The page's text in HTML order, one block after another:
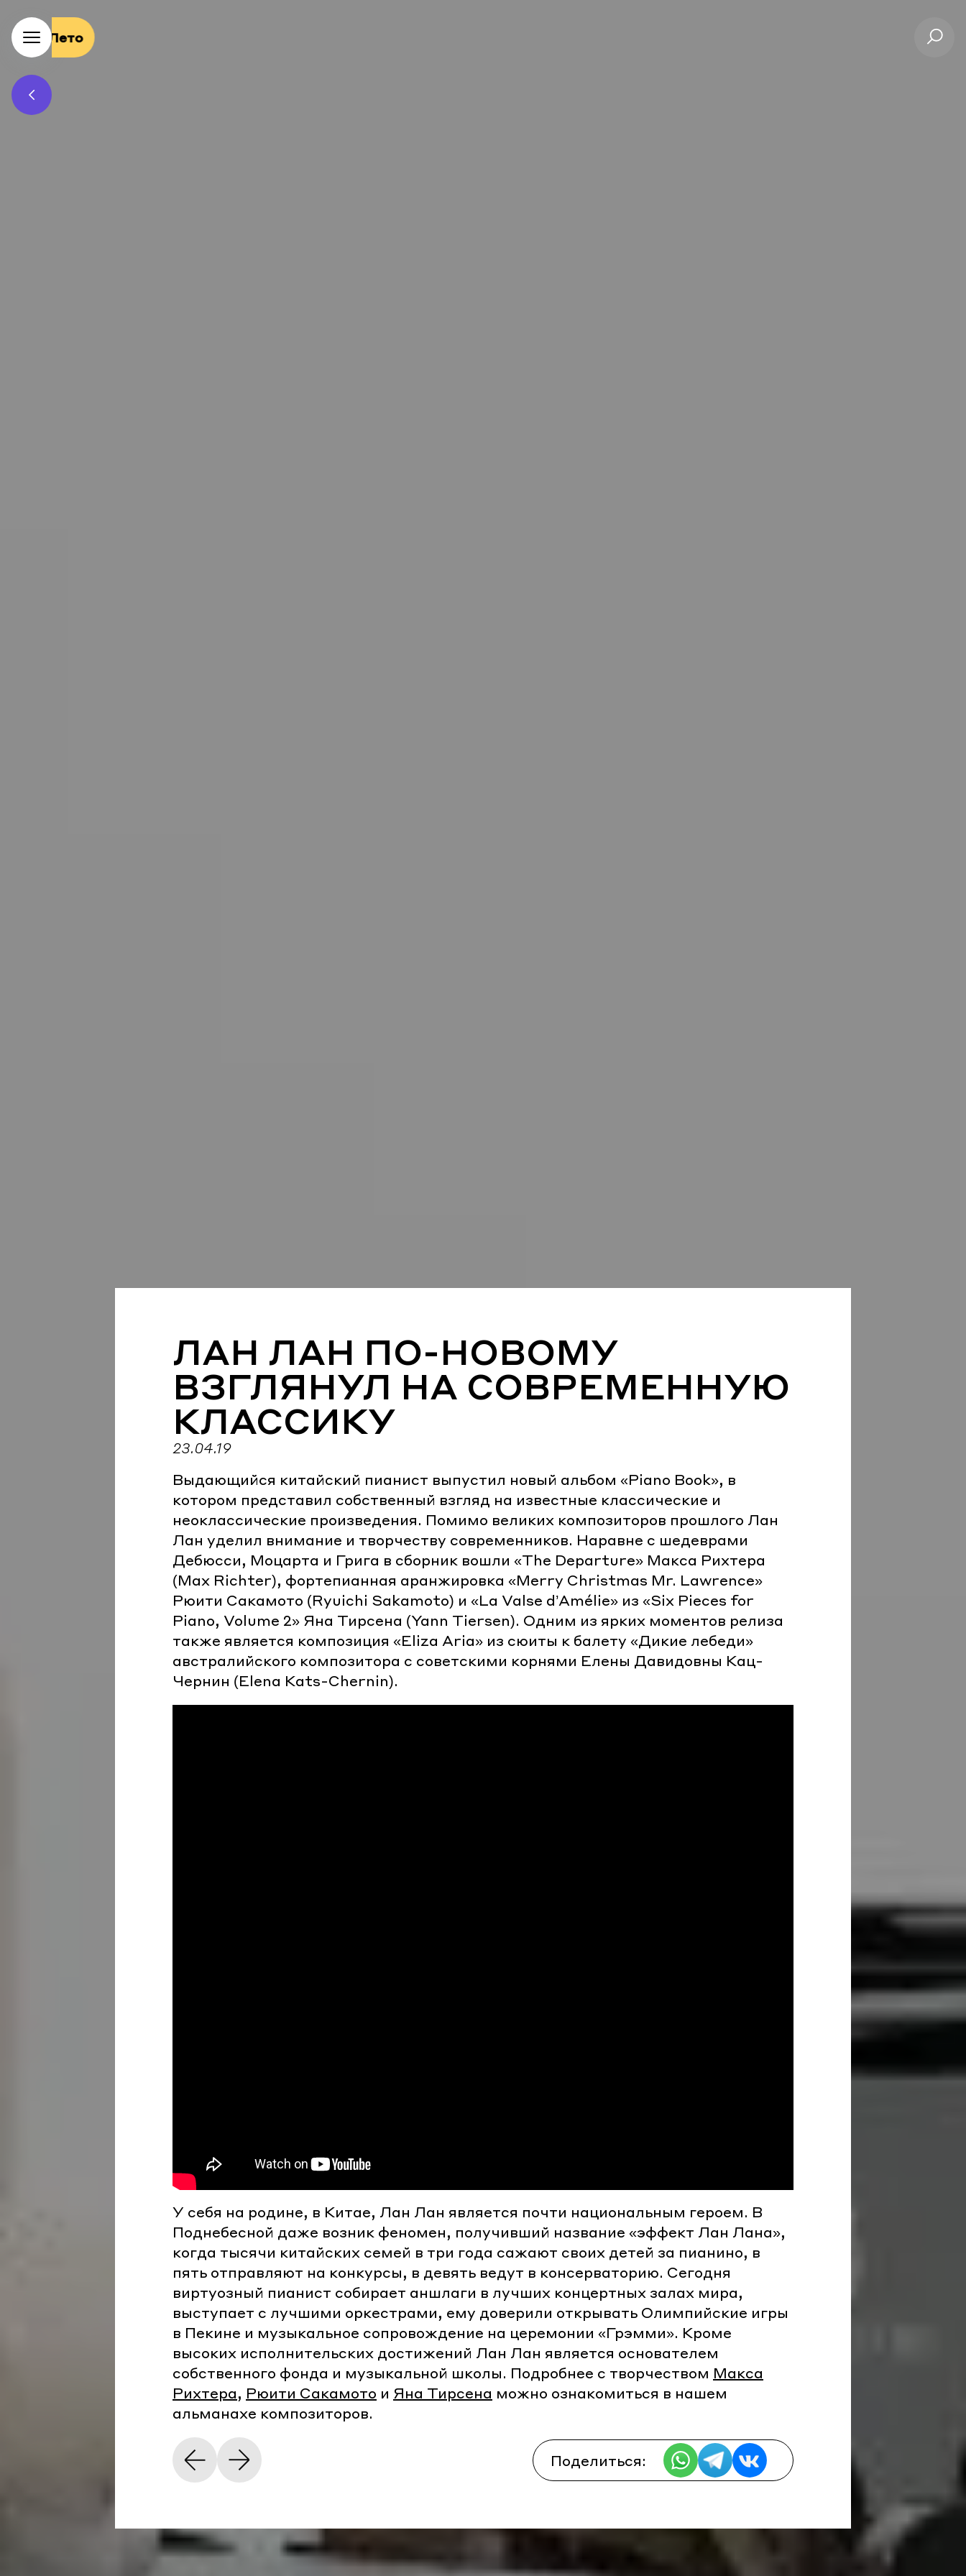
СКИДКА
ЛАН ЛАН ПО-НОВОМУ
ВЗГЛЯНУЛ НА СОВРЕМЕННУЮ
КЛАССИКУ
23.04.19
Выдающийся китайский пианист выпустил новый альбом «Piano Book», в
котором представил собственный взгляд на известные классические и
неоклассические произведения. Помимо великих композиторов прошлого Лан
Лан уделил внимание и творчеству современников. Наравне с шедеврами
Дебюсси, Моцарта и Грига в сборник вошли «The Departure» Макса Рихтера
(Max Richter), фортепианная аранжировка «Merry Christmas Mr. Lawrence»
Рюити Сакамото (Ryuichi Sakamoto) и «La Valse d’Amélie» из «Six Pieces for
Piano, Volume 2» Яна Тирсена (Yann Tiersen). Одним из ярких моментов релиза
также является композиция «Eliza Aria» из сюиты к балету «Дикие лебеди»
австралийского композитора с советскими корнями Елены Давидовны Кац-
Чернин (Elena Kats-Chernin).
У себя на родине, в Китае, Лан Лан является почти национальным героем. В
Поднебесной даже возник феномен, получивший название «эффект Лан Лана»,
когда тысячи китайских семей в три года сажают своих детей за пианино, в
пять отправляют на конкурсы, в девять ведут в консерваторию. Сегодня
виртуозный пианист собирает аншлаги в лучших концертных залах мира,
выступает с лучшими оркестрами, ему доверили открывать Олимпийские игры
в Пекине и музыкальное сопровождение на церемонии «Грэмми». Кроме
высоких исполнительских достижений Лан Лан является основателем
собственного фонда и музыкальной школы. Подробнее с творчеством Макса
Рихтера, Рюити Сакамото и Яна Тирсена можно ознакомиться в нашем
альманахе композиторов.
Поделиться: